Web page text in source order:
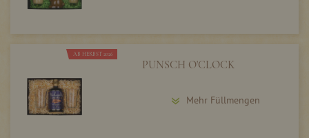
AB HERBST 2026
PUNSCH O'CLOCK
Mehr Füllmengen